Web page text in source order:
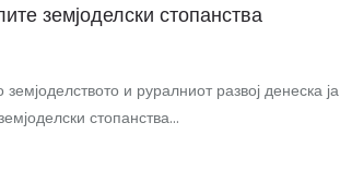
земјоделски стопанства
и руралниот развој денеска ја
стопанства...